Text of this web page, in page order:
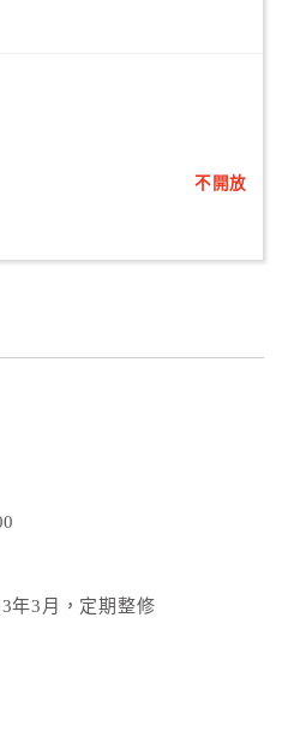
不開放
年3月，定期整修